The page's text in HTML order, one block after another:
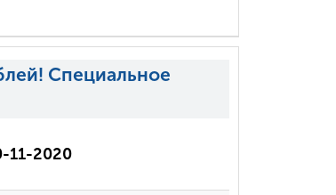
Специальное
11-2020